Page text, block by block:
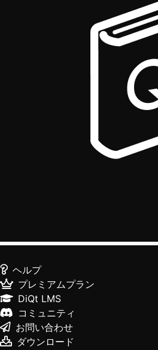
ヘルプ
プレミアムプラン
DiQt LMS
コミュニティ
お問い合わせ
ダウンロード